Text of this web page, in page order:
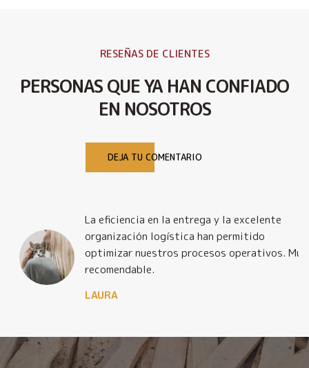
RESEÑAS DE CLIENTES
PERSONAS QUE YA HAN CONFIADO
EN NOSOTROS
DEJA TU COMENTARIO
La eficiencia en la entrega y la excelente
organización logística han permitido
optimizar nuestros procesos operativos. Muy
recomendable.
LAURA